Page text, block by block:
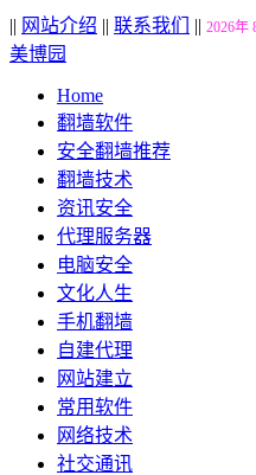
|| 网站介绍 || 联系我们 || 2026年
美博园
Home
翻墙软件
安全翻墙推荐
翻墙技术
资讯安全
代理服务器
电脑安全
文化人生
手机翻墙
自建代理
网站建立
常用软件
网络技术
社交通讯